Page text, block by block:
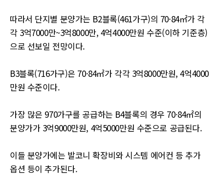
따라서 단지별 분양가는 B2블록(461가구)의 70·84㎡가 각
각 3억7000만~3억8000만, 4억4000만원 수준(이하 기준층)
으로 선보일 전망이다.
B3블록(716가구)은 70·84㎡가 각각 3억8000만원, 4억4000
만원 수준이다.
가장 많은 970가구를 공급하는 B4블록의 경우 70·84㎡의
분양가가 3억9000만원, 4억5000만원 수준으로 공급된다.
이들 분양가에는 발코니 확장비와 시스템 에어컨 등 추가
옵션 등이 추가된다.